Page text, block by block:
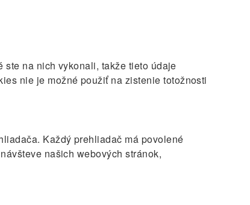
ste na nich vykonali, takže tieto údaje
nie je možné použiť na zistenie totožnosti
Každý prehliadač má povolené
našich webových stránok,